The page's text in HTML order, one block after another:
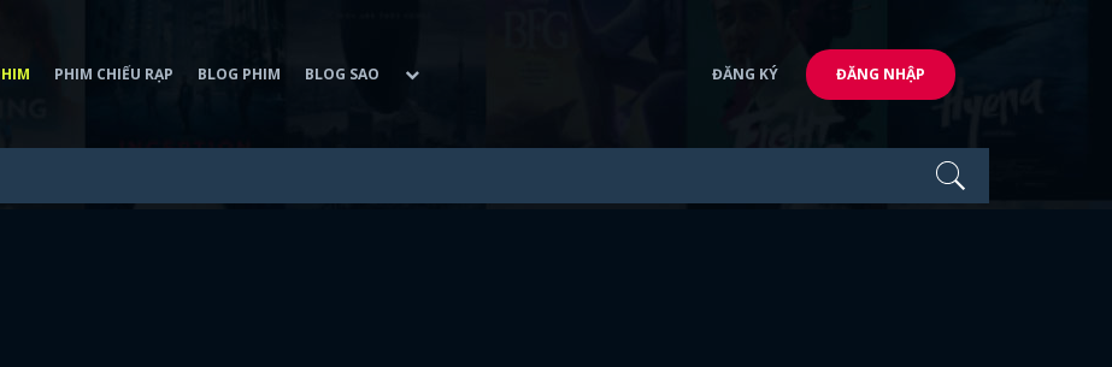
PHIM CHIẾU RẠP BLOG PHIM BLOG SAO ĐĂNG KÝ ĐĂNG NHẬP